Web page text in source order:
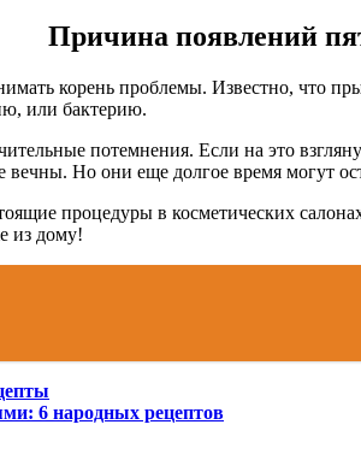
Причина появлений
корень проблемы. Известно, что
или бактерию.
потемнения. Если на это
Но они еще долгое время могут
процедуры в косметических
из дому!
6 народных рецептов